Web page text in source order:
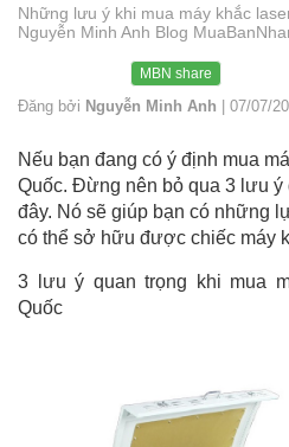
Những lưu ý khi mua máy khắc
Nguyễn Minh Anh Blog
MBN share
Đăng bởi Nguyễn Minh Anh | 07/07/
Nếu bạn đang có ý định mua
Quốc. Đừng nên bỏ qua 3 lưu
đây. Nó sẽ giúp bạn có những
có thể sở hữu được chiếc máy
3 lưu ý quan trọng khi mua
Quốc